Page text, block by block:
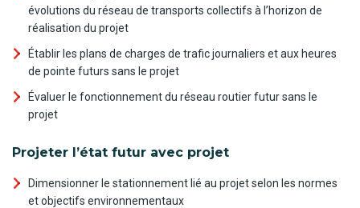
évolutions du réseau de transports collectifs à l’horizon de
réalisation du projet
Établir les plans de charges de trafic journaliers et aux heures
de pointe futurs sans le projet
Évaluer le fonctionnement du réseau routier futur sans le
projet
Projeter l’état futur avec projet
Dimensionner le stationnement lié au projet selon les normes
et objectifs environnementaux